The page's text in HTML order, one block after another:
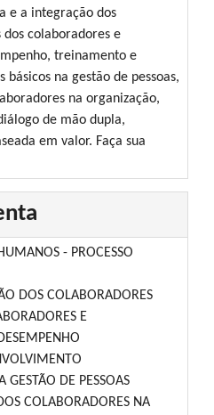
e a integração dos
colaboradores e
treinamento e
na gestão de pessoas,
na organização,
de mão dupla,
em valor. Faça sua
- PROCESSO
DOS COLABORADORES
E
GESTÃO DE PESSOAS
COLABORADORES NA